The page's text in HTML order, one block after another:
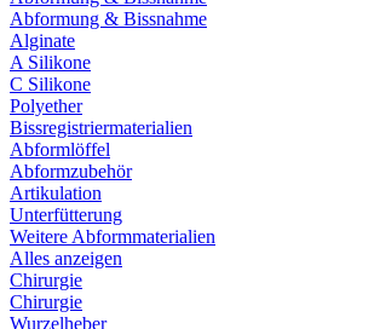
Abformung & Bissnahme
Alginate
A Silikone
C Silikone
Polyether
Bissregistriermaterialien
Abformlöffel
Abformzubehör
Artikulation
Unterfütterung
Weitere Abformmaterialien
Alles anzeigen
Chirurgie
Chirurgie
Wurzelheber